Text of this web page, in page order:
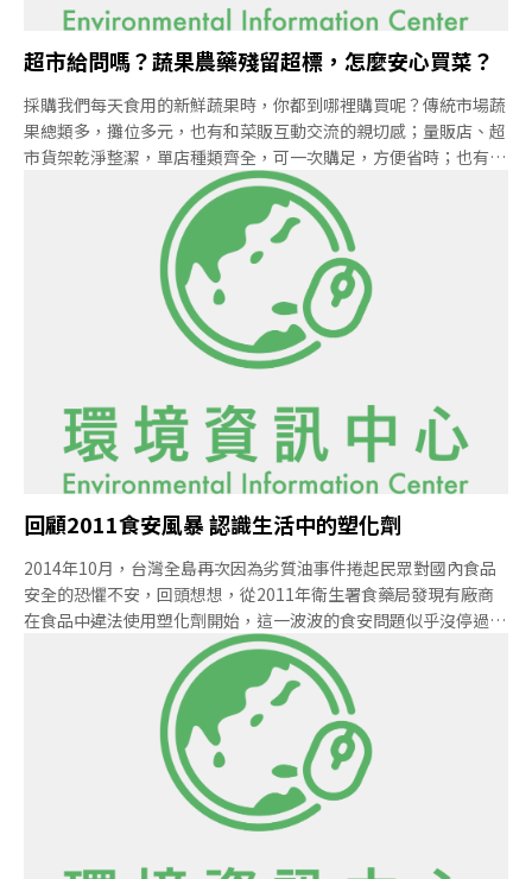
超市給問嗎？蔬果農藥殘留超標，怎麼安心買菜？
採購我們每天食用的新鮮蔬果時，你都到哪裡購買呢？傳統市場蔬
果總類多，攤位多元，也有和菜販互動交流的親切感；量販店、超
市貨架乾淨整潔，單店種類齊全，可一次購足，方便省時；也有人
選擇透過網路，向販賣農產品的銷售平台一次訂購一週蔬果，郵寄
到家。我們都希望吃到新鮮美味又安全的蔬菜水果，但是經由上述
各種通路購買的蔬果，除了新鮮、美味，是否是安全無毒的呢？蔬
果農藥殘留監測 每月10%不合格在一個正常運作的銷售系統中，
照理一件蔬果從生產到銷售至消費者手中，有多重的把關方式，讓
我們吃下肚的食物是安全無虞的。這些關卡，包括了從農民到農政
單位，從運銷公司到連鎖超市，從衛福部到地方衛生局等重重把
關，不過從政府的報告發現，儘管各階段都有農藥抽驗，實際檢驗
品殘留農藥監測檢驗結果，每次仍有超過10%的生鮮蔬果，檢測出
過量的農藥殘留，甚至出現不可檢出的農藥品項。
回顧2011食安風暴 認識生活中的塑化劑
2014年10月，台灣全島再次因為劣質油事件捲起民眾對國內食品
安全的恐懼不安，回頭想想，從2011年衛生署食藥局發現有廠商
在食品中違法使用塑化劑開始，這一波波的食安問題似乎沒停過。
原來，當時造成民眾對台灣食品安全一陣恐慌的塑化劑事件，只是
全台食安風暴的開端……昱伸、賓漢香料公司違法添加塑化劑
2011年3月，當時還是衛生署食品藥物管理局（現為衛福部食藥
署）的一位楊姓技正，在檢驗一件益生菌粉末時，發現異常訊號而
積極檢測，因而揭發了昱伸香料公司違法將塑化劑DEHP加入起雲
劑，供給下游廠商。當時衛生署緊急公告5大類食品，包括運動飲
料、果汁、茶飲、果凍和果醬，與膠粉錠狀類可能受到污染，全面
進行清查，要求廠商證明使用之起雲劑來源。除了昱伸公司，新北